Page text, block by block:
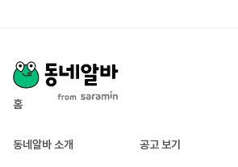
홈
동네알바 소개 공고 보기